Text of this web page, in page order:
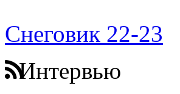
Снеговик 22-23
Интервью